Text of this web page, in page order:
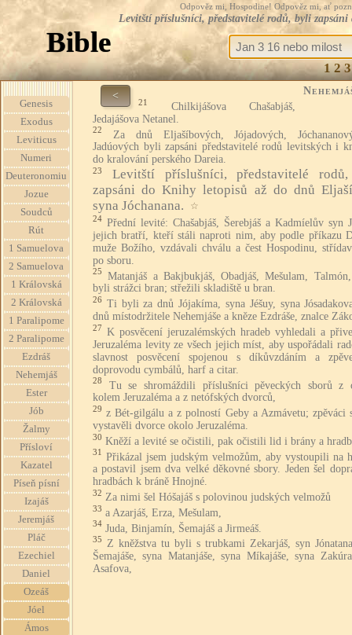
Odpověz mi, Hospodine! Odpověz mi, ať
Levitští příslušníci, představitelé rodů, byli
Bible
1 2 3
Genesis
Exodus
Leviticus
Numeri
Deuteronomiu
Jozue
Soudců
Rút
1 Samuelova
2 Samuelova
1 Královská
2 Královská
1 Paralipome
2 Paralipome
Ezdráš
Nehemjáš
Ester
Jób
Žalmy
Přísloví
Kazatel
Píseň písní
Izajáš
Jeremjáš
Pláč
Ezechiel
Daniel
Ozeáš
Jóel
Ámos
<
21
Chilkijášova Chašabjáš,
Jedajášova Netanel.
22
Za dnů Eljašíbových, Jójadových,
Jadúových byli zapsáni představitelé rodů levitských i
do kralování perského Dareia.
23
Levitští příslušníci, představitelé
zapsáni do Knihy letopisů až do dnů
syna Jóchanana.
☆
24 Přední levité: Chašabjáš, Šerebjáš a Kadmíelův syn
jejich bratří, kteří stáli naproti nim, aby podle příkazu
muže Božího, vzdávali chválu a čest Hospodinu,
po sboru.
25
Matanjáš a Bakjbukjáš, Obadjáš, Mešulam,
byli strážci bran; střežili skladiště u bran.
26 Ti byli za dnů Jójakíma, syna Jéšuy, syna
dnů místodržitele Nehemjáše a kněze Ezdráše, znalce
27 K posvěcení jeruzalémských hradeb vyhledali a
Jeruzaléma levity ze všech jejich míst, aby uspořádali
slavnost posvěcení spojenou s díkůvzdáním a
doprovodu cymbálů, harf a citar.
28
Tu se shromáždili příslušníci pěveckých sborů z
kolem Jeruzaléma a z netófských dvorců,
29 z Bét-gilgálu a z polností Geby a Azmávetu; zpěváci
vystavěli dvorce okolo Jeruzaléma.
30 Kněží a levité se očistili, pak očistili lid i brány a
31 Přikázal jsem judským velmožům, aby vystoupili na
a postavil jsem dva velké děkovné sbory. Jeden šel
hradbách k bráně Hnojné.
32 Za nimi šel Hóšajáš s polovinou judských velmožů
33 a Azarjáš, Erza, Mešulam,
34 Juda, Binjamín, Šemajáš a Jirmeáš.
35
Z kněžstva tu byli s trubkami Zekarjáš, syn
Šemajáše, syna Matanjáše, syna Míkajáše, syna
Asafova,